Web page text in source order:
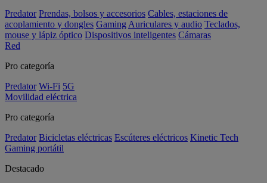
Predator Prendas, bolsos y accesorios Cables, estaciones de
acoplamiento y dongles Gaming Auriculares y audio Teclados,
mouse y lápiz óptico Dispositivos inteligentes Cámaras
Red
Pro categoría
Predator Wi-Fi 5G
Movilidad eléctrica
Pro categoría
Predator Bicicletas eléctricas Escúteres eléctricos Kinetic Tech
Gaming portátil
Destacado